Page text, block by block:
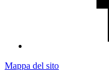
Mappa del sito